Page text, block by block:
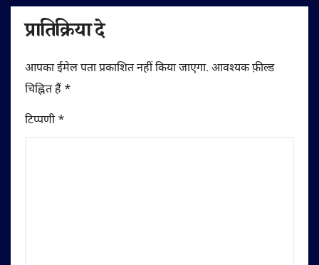
प्रातिक्रिया दे
आपका ईमेल पता प्रकाशित नहीं किया जाएगा. आवश्यक फ़ील्ड
चिह्नित हैं *
टिप्पणी*